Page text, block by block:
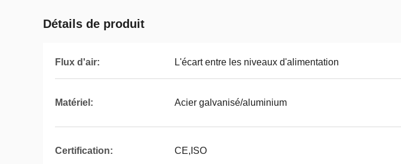
Détails de produit
Flux d'air: L'écart entre les niveaux d'alimentation
Matériel: Acier galvanisé/aluminium
Certification: CE,ISO